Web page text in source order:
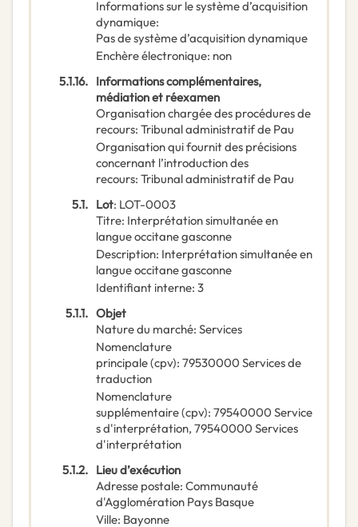
Informations sur le système d’acquisition
dynamique:
Pas de système d’acquisition dynamique
Enchère électronique: non
5.1.16. Informations complémentaires,
médiation et réexamen
Organisation chargée des procédures de
recours: Tribunal administratif de Pau
Organisation qui fournit des précisions
concernant l’introduction des
recours: Tribunal administratif de Pau
5.1. Lot: LOT-0003
Titre: Interprétation simultanée en
langue occitane gasconne
Description: Interprétation simultanée en
langue occitane gasconne
Identifiant interne: 3
5.1.1. Objet
Nature du marché: Services
Nomenclature
principale(cpv): 79530000 Services de
traduction
Nomenclature
supplémentaire(cpv): 79540000 Service
s d'interprétation, 79540000 Services
d'interprétation
5.1.2. Lieu d’exécution
Adresse postale: Communauté
d'Agglomération Pays Basque
Ville: Bayonne